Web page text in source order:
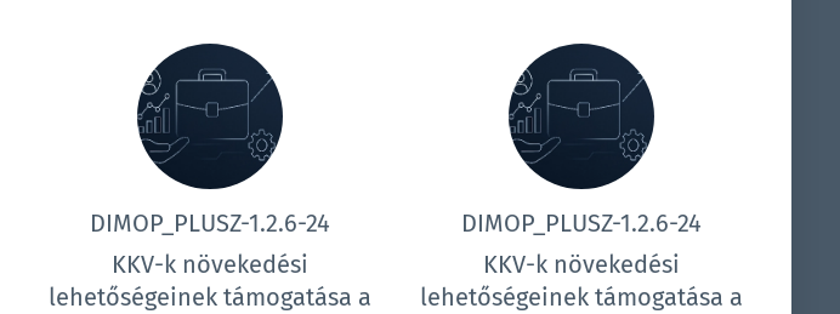
DIMOP_PLUSZ-1.2.6-24
KKV-k növekedési
lehetőségeinek támogatása a
DIMOP_PLUSZ-1.2.6-24
KKV-k növekedési
lehetőségeinek támogatása a